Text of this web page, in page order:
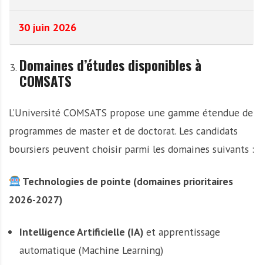
30 juin 2026
Domaines d’études disponibles à
COMSATS
L’Université COMSATS propose une gamme étendue de
programmes de master et de doctorat. Les candidats
boursiers peuvent choisir parmi les domaines suivants :
Technologies de pointe (domaines prioritaires
2026-2027)
Intelligence Artificielle (IA)et apprentissage
automatique (Machine Learning)